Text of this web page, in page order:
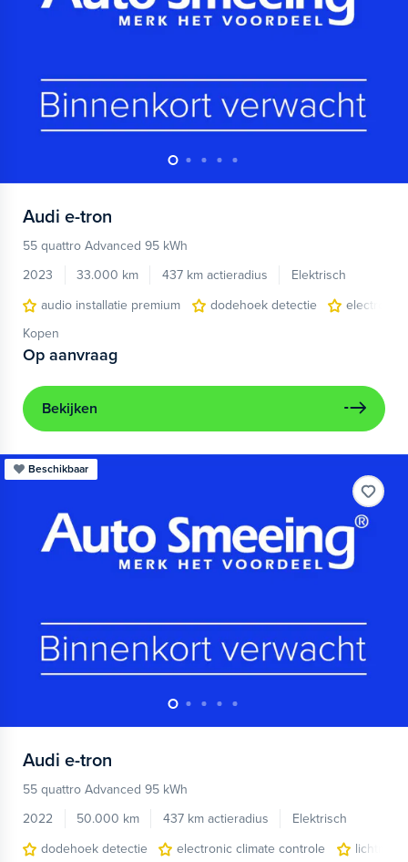
Audi e-tron
55 quattro Advanced 95 kWh
2023
33.000 km 437 km actieradius
Elektrisch
audio installatie premium
dodehoek detectie
electronic
Kopen
Op aanvraag
Bekijken
Beschikbaar
Audi e-tron
55 quattro Advanced 95 kWh
2022
50.000 km 437 km actieradius
Elektrisch
dodehoek detectie
electronic climate controle